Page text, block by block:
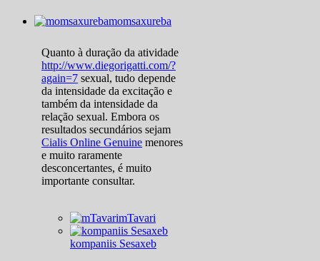
momsaxureba
Quanto à duração da atividade
http://www.diegorigatti.com/?
again=7 sexual, tudo depende
da intensidade da excitação e
também da intensidade da
relação sexual. Embora os
resultados secundários sejam
Cialis Online Genuine menores
e muito raramente
desconcertantes, é muito
importante consultar.
mTavari
kompaniis Sesaxeb